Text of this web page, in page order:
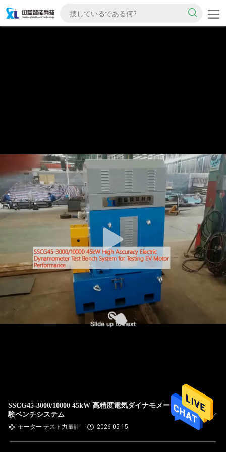
SSCG45-3000/10000 45kW 高精度電気ダイナモメーター試
験ベンチシステム
モーター テスト力量計 2026-05-15